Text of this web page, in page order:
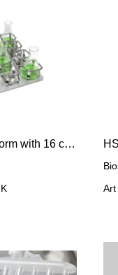
HSP-16/250, Platform with 16 clamps
Art